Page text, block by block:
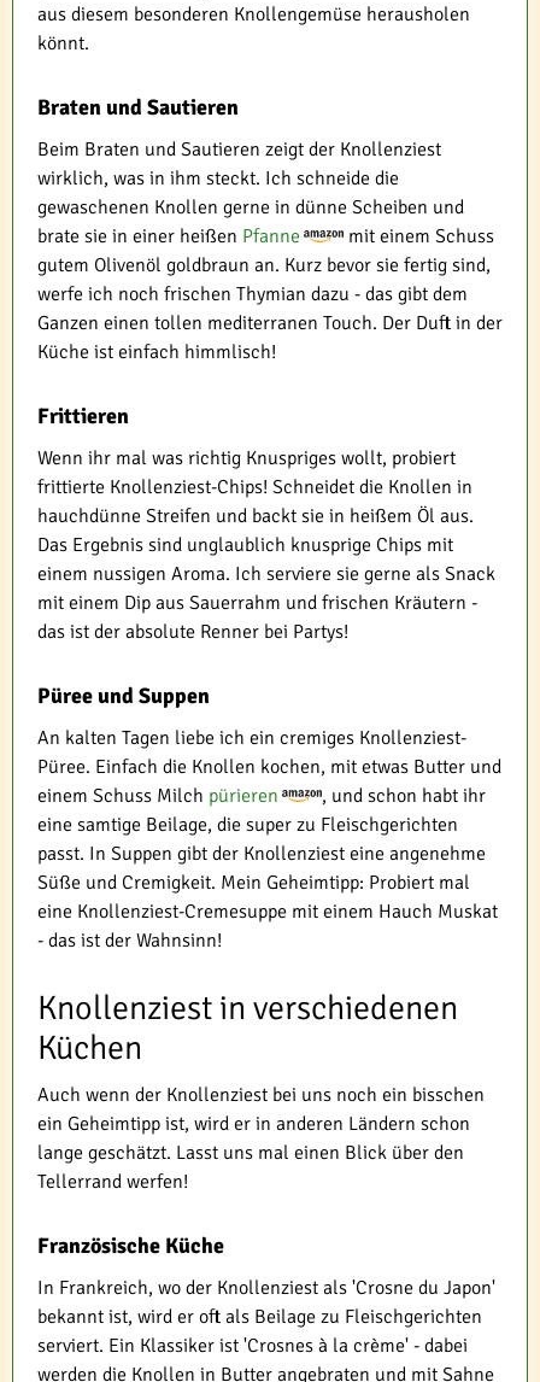
aus diesem besonderen Knollengemüse herausholen
könnt.
Braten und Sautieren
Beim Braten und Sautieren zeigt der Knollenziest
wirklich, was in ihm steckt. Ich schneide die
gewaschenen Knollen gerne in dünne Scheiben und
brate sie in einer heißen Pfanne
mit einem Schuss
gutem Olivenöl goldbraun an. Kurz bevor sie fertig sind,
werfe ich noch frischen Thymian dazu - das gibt dem
Ganzen einen tollen mediterranen Touch. Der Duft in der
Küche ist einfach himmlisch!
Frittieren
Wenn ihr mal was richtig Knuspriges wollt, probiert
frittierte Knollenziest-Chips! Schneidet die Knollen in
hauchdünne Streifen und backt sie in heißem Öl aus.
Das Ergebnis sind unglaublich knusprige Chips mit
einem nussigen Aroma. Ich serviere sie gerne als Snack
mit einem Dip aus Sauerrahm und frischen Kräutern -
das ist der absolute Renner bei Partys!
Püree und Suppen
An kalten Tagen liebe ich ein cremiges Knollenziest-
Püree. Einfach die Knollen kochen, mit etwas Butter und
einem Schuss Milch pürieren
, und schon habt ihr
eine samtige Beilage, die super zu Fleischgerichten
passt. In Suppen gibt der Knollenziest eine angenehme
Süße und Cremigkeit. Mein Geheimtipp: Probiert mal
eine Knollenziest-Cremesuppe mit einem Hauch Muskat
- das ist der Wahnsinn!
Knollenziest in verschiedenen
Küchen
Auch wenn der Knollenziest bei uns noch ein bisschen
ein Geheimtipp ist, wird er in anderen Ländern schon
lange geschätzt. Lasst uns mal einen Blick über den
Tellerrand werfen!
Französische Küche
In Frankreich, wo der Knollenziest als 'Crosne du Japon'
bekannt ist, wird er oft als Beilage zu Fleischgerichten
serviert. Ein Klassiker ist 'Crosnes à la crème' - dabei
werden die Knollen in Butter angebraten und mit Sahne